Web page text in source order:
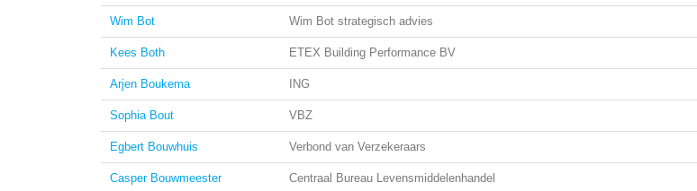
Wim Bot Wim Bot strategisch advies
Kees Both ETEX Building Performance BV
Arjen Boukema ING
Sophia Bout VBZ
Egbert Bouwhuis Verbond van Verzekeraars
Casper Bouwmeester Centraal Bureau Levensmiddelenhandel